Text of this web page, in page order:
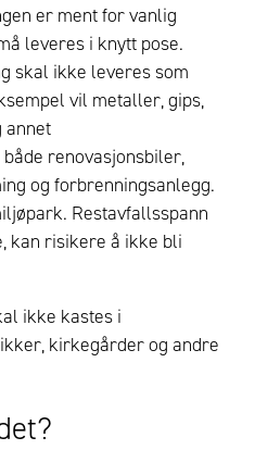
er ment for vanlig
leveres i knytt pose.
skal ikke leveres som
vil metaller, gips,
renovasjonsbiler,
og forbrenningsanlegg.
Restavfallsspann
kan risikere å ikke bli
ikke kastes i
kirkegårder og andre